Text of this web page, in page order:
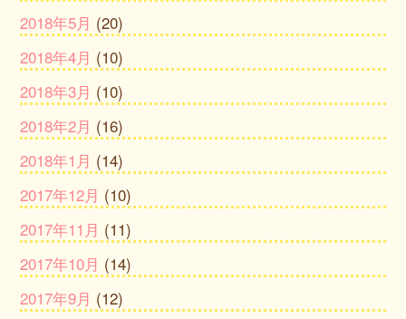
2018年5月 (20)
2018年4月 (10)
2018年3月 (10)
2018年2月 (16)
2018年1月 (14)
2017年12月 (10)
2017年11月 (11)
2017年10月 (14)
2017年9月 (12)